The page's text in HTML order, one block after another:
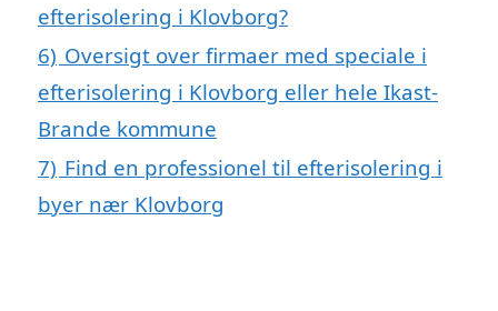
efterisolering i Klovborg?
6) Oversigt over firmaer med speciale i
efterisolering i Klovborg eller hele Ikast-
Brande kommune
7) Find en professionel til efterisolering i
byer nær Klovborg